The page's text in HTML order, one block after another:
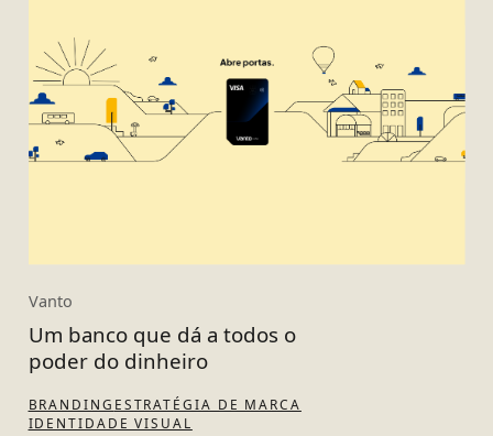
Vanto
Um banco que dá a todos o
poder do dinheiro
BRANDING ESTRATÉGIA DE MARCA
IDENTIDADE VISUAL